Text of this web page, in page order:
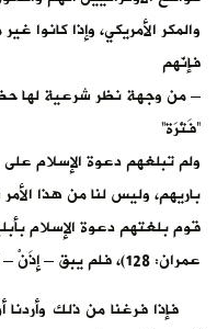
والمكر الأمريكي، وإذا كانوا
فإنّهم
– من وجهة نظر شرعية لها
“فَتْرَة”
ولم تبلغهم دعوة الإسلام
باريهم، وليس لنا من هذا
قوم بلغتهم دعوة الإسلام
عمران: 128)، فلم يبق – إِذَنْ – تجاههم إلا المشاعر الإنسانية الفطرية.
فإذا فرغنا من ذلك وأردنا